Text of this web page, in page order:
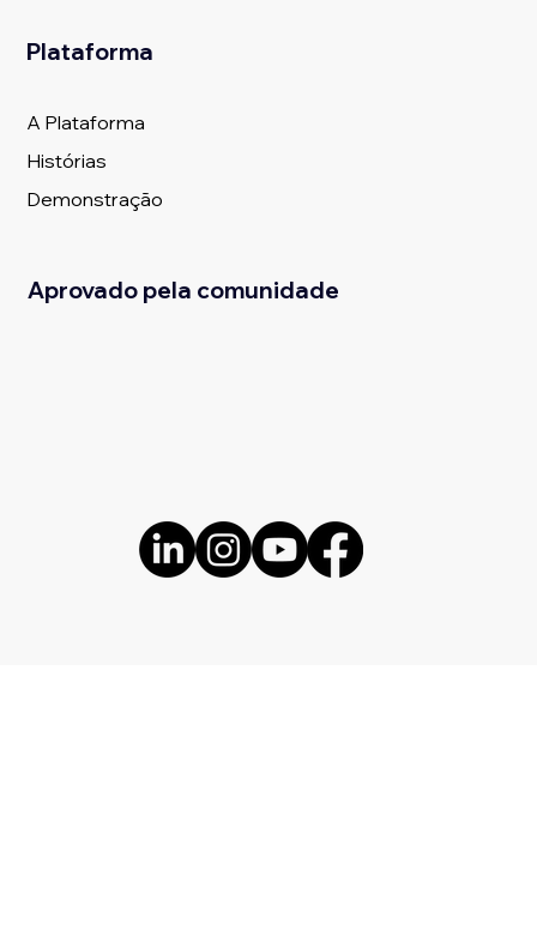
Plataforma
A Plataforma
Histórias
Demonstração
Aprovado pela comunidade